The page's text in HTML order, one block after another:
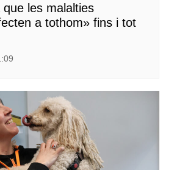
les malalties
a tothom» fins i tot